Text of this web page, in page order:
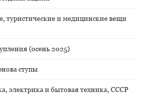
туристические и медицинские вещи
(осень 2025)
ступы
электрика и бытовая техника, СССР